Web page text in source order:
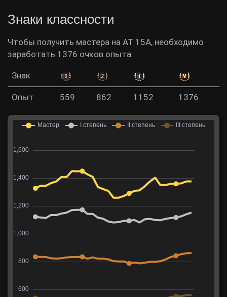
Знаки классности
Чтобы получить мастера на AT 15A, необходимо
заработать 1376 очков опыта.
Знак
Опыт 559 862 1152 1376